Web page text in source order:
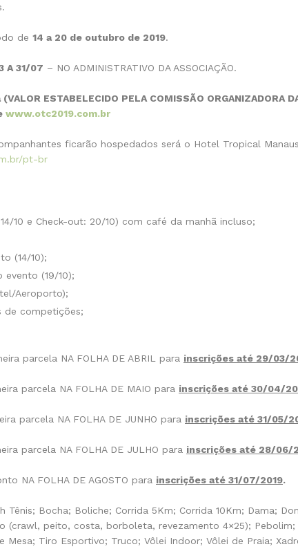
de 14 a 20 de outubro de 2019.
A 31/07 – NO ADMINISTRATIVO DA ASSOCIAÇÃO.
(VALOR ESTABELECIDO PELA COMISSÃO ORGANIZADORA
www.otc2019.com.br
ficarão hospedados será o Hotel Tropical
pt-br
10 e Check-out: 20/10) com café da manhã incluso;
(14/10);
(19/10);
Aeroporto);
de competições;
parcela NA FOLHA DE ABRIL para inscrições até 29/03/
parcela NA FOLHA DE MAIO para inscrições até 30/04/
parcela NA FOLHA DE JUNHO para inscrições até 31/05/
parcela NA FOLHA DE JULHO para inscrições até 28/06/
NA FOLHA DE AGOSTO para inscrições até 31/07/2019.
Tênis; Bocha; Boliche; Corrida 5Km; Corrida 10Km; Dama;
(crawl, peito, costa, borboleta, revezamento 4×25); Pebolim;
Mesa; Tiro Esportivo; Truco; Vôlei Indoor; Vôlei de Praia;